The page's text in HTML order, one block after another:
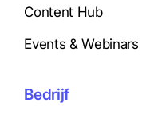
Content Hub
Events & Webinars
Bedrijf